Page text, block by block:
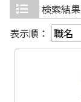
検索結果
表示順：